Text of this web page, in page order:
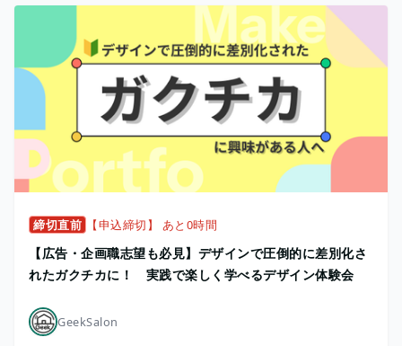
締切直前 【申込締切】 あと0時間
【広告・企画職志望も必見】デザインで圧倒的に差別化さ
れたガクチカに！ 実践で楽しく学べるデザイン体験会
GeekSalon